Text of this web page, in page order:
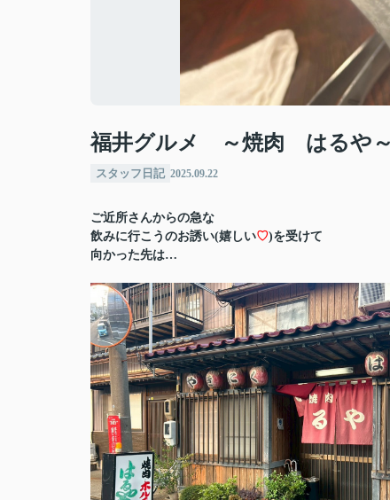
福井グルメ ～焼肉 はるや～
スタッフ日記 2025.09.22
ご近所さんからの急な
飲みに行こうのお誘い(嬉しい♡)を受けて
向かった先は…